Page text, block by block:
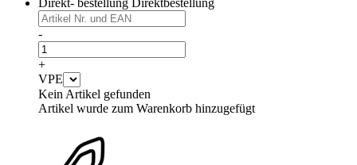
Direkt- bestellung Direktbestellung
-
+
VPE
Kein Artikel gefunden
Artikel wurde zum Warenkorb hinzugefügt